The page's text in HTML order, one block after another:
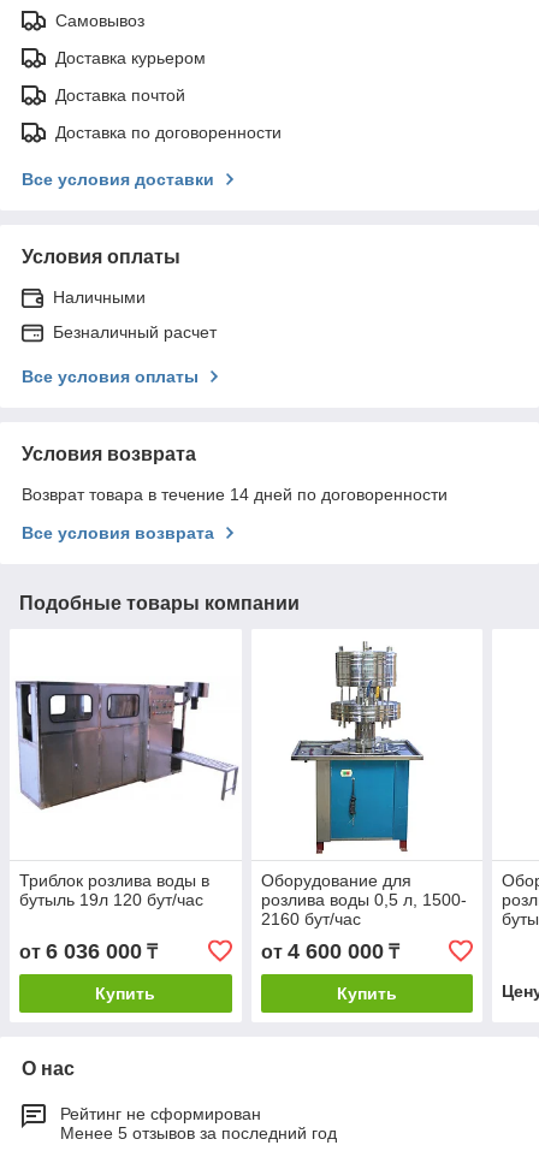
Самовывоз
Доставка курьером
Доставка почтой
Доставка по договоренности
Все условия доставки
Условия оплаты
Наличными
Безналичный расчет
Все условия оплаты
Условия возврата
Возврат товара в течение 14 дней по договоренности
Все условия возврата
Подобные товары компании
Триблок розлива воды в
бутыль 19л 120 бут/час
от 6 036 000 ₸
Купить
Оборудование для
розлива воды 0,5 л, 1500-
2160 бут/час
от 4 600 000₸
Купить
О нас
Рейтинг не сформирован
Менее 5 отзывов за последний год